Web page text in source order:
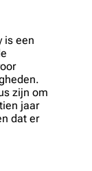
is een
zijn om
jaar
dat er